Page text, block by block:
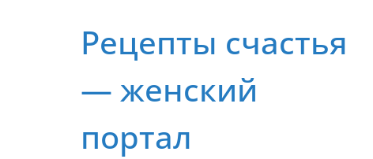
содержимомуРецепты счастья
— женский
портал